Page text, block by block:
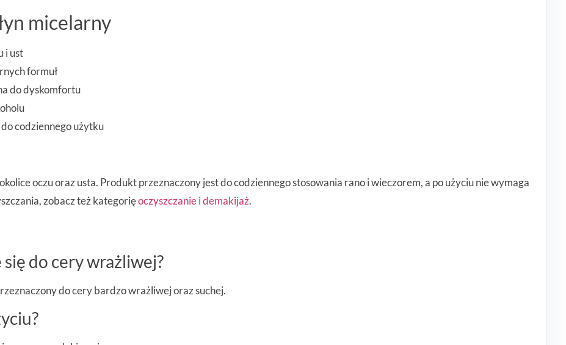
micelarny
i ust
formuł
do dyskomfortu
codziennego użytku
oczu oraz usta. Produkt przeznaczony jest do codziennego stosowania rano i wieczorem, a po użyciu nie wymaga
zobacz też kategorięoczyszczanie i demakijaż.
do cery wrażliwej?
do cery bardzo wrażliwej oraz suchej.